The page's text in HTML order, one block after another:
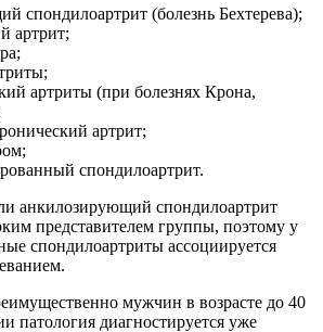
спондилоартрит (болезнь Бехтерева);
артрит;
артриты (при болезнях Крона,
артрит;
спондилоартрит.
анкилозирующий спондилоартрит
представителем группы, поэтому у
спондилоартриты ассоциируется
мужчин в возрасте до 40
патология диагностируется уже